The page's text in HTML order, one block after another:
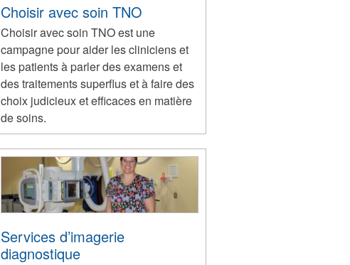
Choisir avec soin TNO
Choisir avec soin TNO est une
campagne pour aider les cliniciens et
les patients à parler des examens et
des traitements superflus et à faire des
choix judicieux et efficaces en matière
de soins.
Services d’imagerie
diagnostique